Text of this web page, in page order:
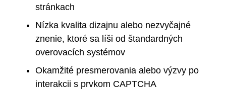
stránkach
Nízka kvalita dizajnu alebo nezvyčajné
znenie, ktoré sa líši od štandardných
overovacích systémov
Okamžité presmerovania alebo výzvy po
interakcii s prvkom CAPTCHA